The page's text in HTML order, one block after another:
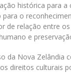
histórica para a
o
de relação entre os
e
da Nova Zelândia
direitos culturais